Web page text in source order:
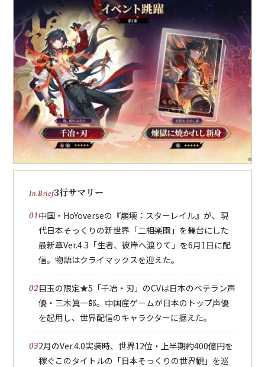
3行サマリー
中国・HoYoverseの『崩壊：スターレイル』が、現
代日本そっくりの新世界「二相楽園」を舞台にした
最新章Ver.4.3「生者、彼岸へ渡りて」を6月1日に配
信。物語はクライマックスを迎えた。
目玉の限定★5「千冶・刃」のCVは日本のベテラン声
優・三木眞一郎。中国産ゲームが日本のトップ声優
を起用し、世界配信のキャラクターに据えた。
2月のVer.4.0実装時、世界12位・上半期約400億円を
稼ぐこのタイトルの「日本そっくりの世界観」を巡